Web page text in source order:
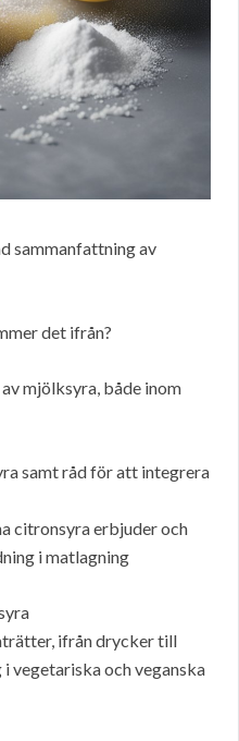
sammanfattning av
det ifrån?
mjölksyra, både inom
samt råd för att integrera
citronsyra erbjuder och
i matlagning
ifrån drycker till
vegetariska och veganska